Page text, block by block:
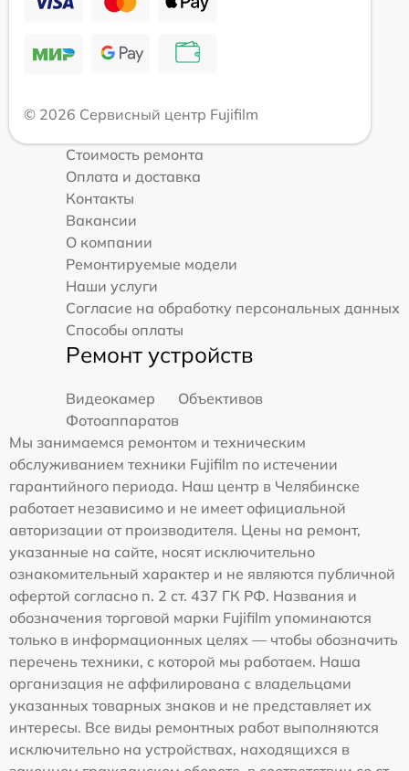
© 2026 Сервисный центр Fujifilm
Стоимость ремонта
Оплата и доставка
Контакты
Вакансии
О компании
Ремонтируемые модели
Наши услуги
Согласие на обработку персональных данных
Способы оплаты
Ремонт устройств
Видеокамер
Объективов
Фотоаппаратов
Мы занимаемся ремонтом и техническим
обслуживанием техники Fujifilm по истечении
гарантийного периода. Наш центр в Челябинске
работает независимо и не имеет официальной
авторизации от производителя. Цены на ремонт,
указанные на сайте, носят исключительно
ознакомительный характер и не являются публичной
офертой согласно п. 2 ст. 437 ГК РФ. Названия и
обозначения торговой марки Fujifilm упоминаются
только в информационных целях — чтобы обозначить
перечень техники, с которой мы работаем. Наша
организация не аффилирована с владельцами
указанных товарных знаков и не представляет их
интересы. Все виды ремонтных работ выполняются
исключительно на устройствах, находящихся в